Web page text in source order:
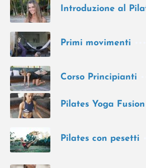
Introduzione al
Primi movimenti
Corso Principianti
Pilates Yoga Fusion
Pilates con pesetti